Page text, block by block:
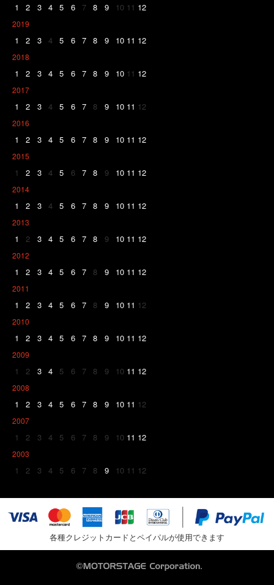
1 2 3 4 5 6 7 8 9 10 11 12
2019
1 2 3 4 5 6 7 8 9 10 11 12
2018
1 2 3 4 5 6 7 8 9 10 11 12
2017
1 2 3 4 5 6 7 8 9 10 11 12
2016
1 2 3 4 5 6 7 8 9 10 11 12
2015
1 2 3 4 5 6 7 8 9 10 11 12
2014
1 2 3 4 5 6 7 8 9 10 11 12
2013
1 2 3 4 5 6 7 8 9 10 11 12
2012
1 2 3 4 5 6 7 8 9 10 11 12
2011
1 2 3 4 5 6 7 8 9 10 11 12
2010
1 2 3 4 5 6 7 8 9 10 11 12
2009
1 2 3 4 5 6 7 8 9 10 11 12
2008
1 2 3 4 5 6 7 8 9 10 11 12
2007
1 2 3 4 5 6 7 8 9 10 11 12
2003
1 2 3 4 5 6 7 8 9 10 11 12
各種クレジットカードとペイパルが使用できます